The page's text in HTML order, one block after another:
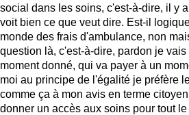
social dans les soins, c'est-à-dire, il y
voit bien ce que veut dire. Est-il
monde des frais d'ambulance, non
question là, c'est-à-dire, pardon je
moment donné, qui va payer à un
moi au principe de l'égalité je préfère
comme ça à mon avis en terme
donner un accès aux soins pour tout